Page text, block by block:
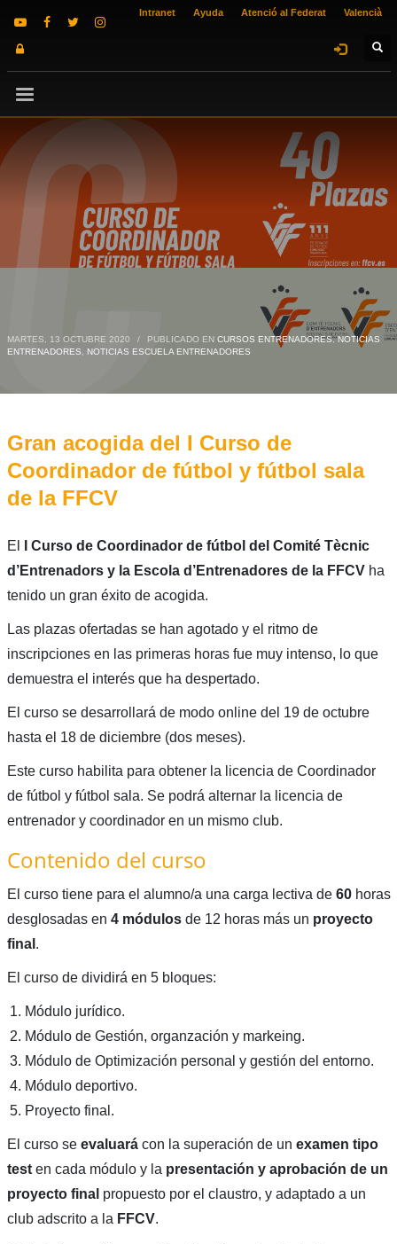
Intranet Ayuda Atenció al Federat Valencià
MARTES, 13 OCTUBRE 2020 / PUBLICADO EN CURSOS ENTRENADORES,NOTICIAS
ENTRENADORES
NOTICIAS ESCUELA ENTRENADORES
Gran acogida del I Curso de
Coordinador de fútbol y fútbol sala
de la FFCV
El
I Curso de Coordinador de fútbol del Comité Tècnic
d’Entrenadors y la Escola d’Entrenadores de la FFCVha
tenido un gran éxito de acogida.
Las plazas ofertadas se han agotado y el ritmo de
inscripciones en las primeras horas fue muy intenso, lo que
demuestra el interés que ha despertado.
El curso se desarrollará de modo online del 19 de octubre
hasta el 18 de diciembre (dos meses).
Este curso habilita para obtener la licencia de Coordinador
de fútbol y fútbol sala. Se podrá alternar la licencia de
entrenador y coordinador en un mismo club.
Contenido del curso
El curso tiene para el alumno/a una carga lectiva de 60horas
desglosadas en 4 módulosde 12 horas más un proyecto
final .
El curso de dividirá en 5 bloques:
Módulo jurídico.
Módulo de Gestión, organzación y markeing.
Módulo de Optimización personal y gestión del entorno.
Módulo deportivo.
Proyecto final.
El curso seevaluará con la superación de un examen tipo
testen cada módulo y la presentación y aprobación de un
proyecto final propuesto por el claustro, y adaptado a un
club adscrito a la FFCV.